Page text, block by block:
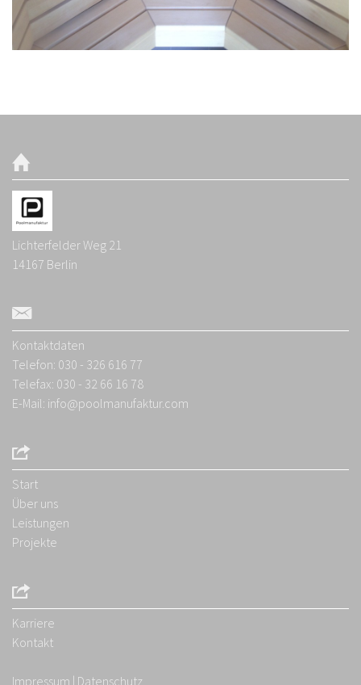
Lichterfelder Weg 21
14167 Berlin
Kontaktdaten
Telefon: 030 - 326 616 77
Telefax: 030 - 32 66 16 78
E-Mail: info@poolmanufaktur.com
Start
Über uns
Leistungen
Projekte
Karriere
Kontakt
Impressum Datenschutz